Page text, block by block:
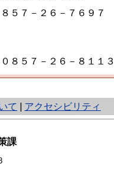
７－２６－７６９７
５７－２６－８１１３
て アクセシビリティ
課